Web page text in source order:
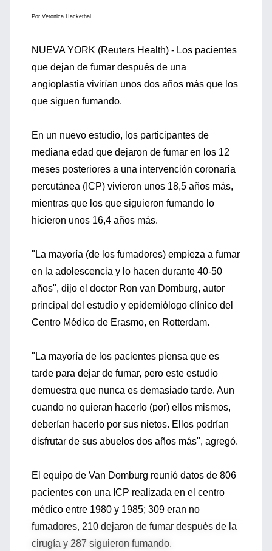
Por Veronica Hackethal
NUEVA YORK (Reuters Health) - Los pacientes
que dejan de fumar después de una
angioplastia vivirían unos dos años más que los
que siguen fumando.
En un nuevo estudio, los participantes de
mediana edad que dejaron de fumar en los 12
meses posteriores a una intervención coronaria
percutánea (ICP) vivieron unos 18,5 años más,
mientras que los que siguieron fumando lo
hicieron unos 16,4 años más.
"La mayoría (de los fumadores) empieza a fumar
en la adolescencia y lo hacen durante 40-50
años", dijo el doctor Ron van Domburg, autor
principal del estudio y epidemiólogo clínico del
Centro Médico de Erasmo, en Rotterdam.
"La mayoría de los pacientes piensa que es
tarde para dejar de fumar, pero este estudio
demuestra que nunca es demasiado tarde. Aun
cuando no quieran hacerlo (por) ellos mismos,
deberían hacerlo por sus nietos. Ellos podrían
disfrutar de sus abuelos dos años más", agregó.
El equipo de Van Domburg reunió datos de 806
pacientes con una ICP realizada en el centro
médico entre 1980 y 1985; 309 eran no
fumadores, 210 dejaron de fumar después de la
cirugía y 287 siguieron fumando.